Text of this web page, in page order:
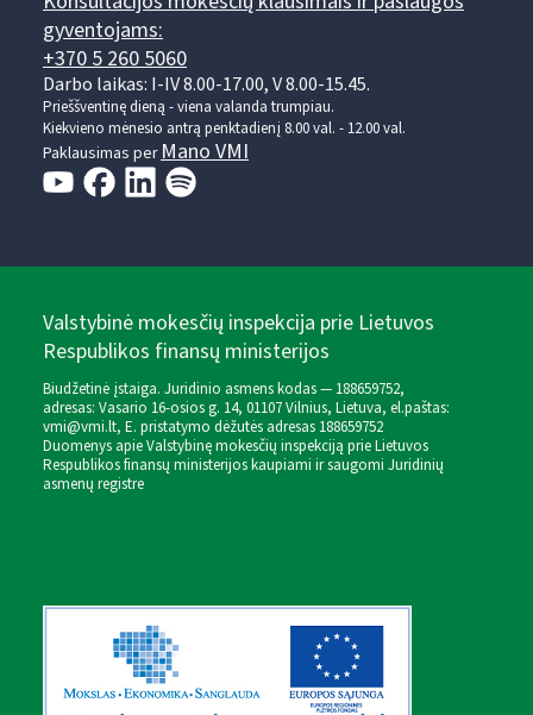
gyventojams:
+370 5 260 5060
Darbo laikas: I-IV 8.00-17.00, V 8.00-15.45.
Prieššventinę dieną - viena valanda trumpiau.
Kiekvieno mėnesio antrą penktadienį 8.00 val. - 12.00 val.
Paklausimas perMano VMI
Valstybinė mokesčių inspekcija prie Lietuvos
Respublikos finansų ministerijos
Biudžetinė įstaiga. Juridinio asmens kodas — 188659752,
adresas: Vasario 16-osios g. 14, 01107 Vilnius, Lietuva, el.paštas:
vmi@vmi.lt, E. pristatymo dėžutės adresas 188659752
Duomenys apie Valstybinę mokesčių inspekciją prie Lietuvos
Respublikos finansų ministerijos kaupiami ir saugomi Juridinių
asmenų registre